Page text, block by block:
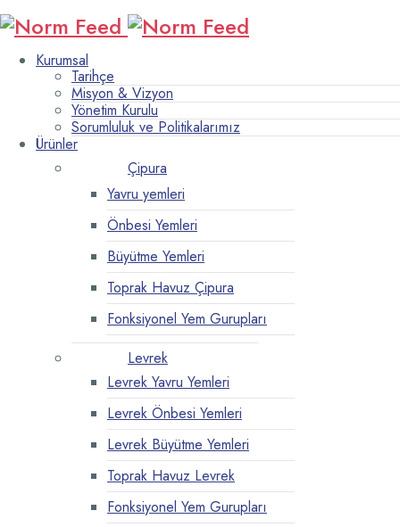
Kurumsal
Tarihçe
Misyon & Vizyon
Yönetim Kurulu
Sorumluluk ve Politikalarımız
Ürünler
Çipura
Yavru yemleri
Önbesi Yemleri
Büyütme Yemleri
Toprak Havuz Çipura
Fonksiyonel Yem Gurupları
Levrek
Levrek Yavru Yemleri
Levrek Önbesi Yemleri
Levrek Büyütme Yemleri
Toprak Havuz Levrek
Fonksiyonel Yem Gurupları